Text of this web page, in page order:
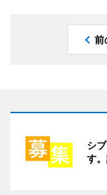
前
シ
す